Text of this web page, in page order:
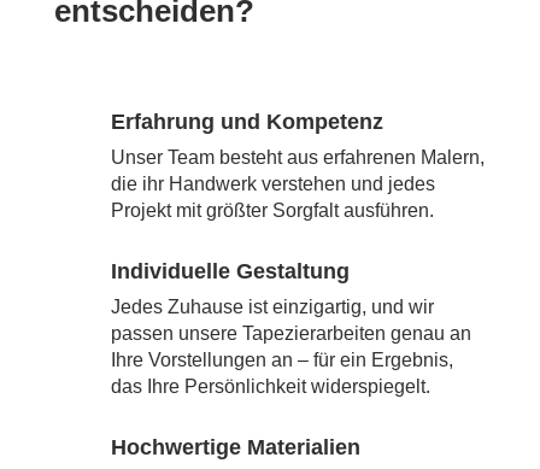
entscheiden?
Erfahrung und Kompetenz
Unser Team besteht aus erfahrenen Malern,
die ihr Handwerk verstehen und jedes
Projekt mit größter Sorgfalt ausführen.
Individuelle Gestaltung
Jedes Zuhause ist einzigartig, und wir
passen unsere Tapezierarbeiten genau an
Ihre Vorstellungen an – für ein Ergebnis,
das Ihre Persönlichkeit widerspiegelt.
Hochwertige Materialien